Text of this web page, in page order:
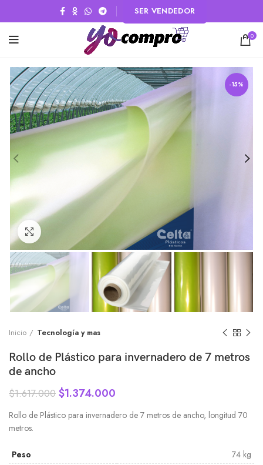
SER VENDEDOR
0
-15%
Click to enlarge
Inicio Tecnología y mas
Rollo de Plástico para invernadero de 7 metros
de ancho
$1.617.000 $1.374.000
Rollo de Plástico para invernadero de 7 metros de ancho, longitud 70
metros.
Peso
74 kg